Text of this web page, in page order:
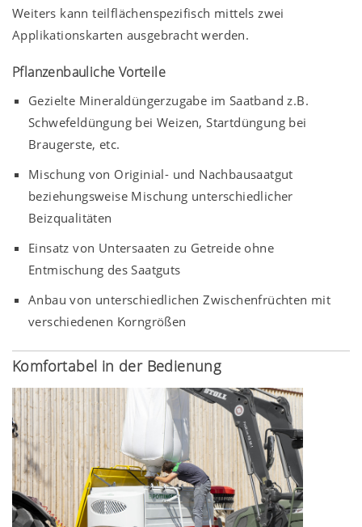
Weiters kann teilflächenspezifisch mittels zwei
Applikationskarten ausgebracht werden.
Pflanzenbauliche Vorteile
Gezielte Mineraldüngerzugabe im Saatband z.B.
Schwefeldüngung bei Weizen, Startdüngung bei
Braugerste, etc.
Mischung von Originial- und Nachbausaatgut
beziehungsweise Mischung unterschiedlicher
Beizqualitäten
Einsatz von Untersaaten zu Getreide ohne
Entmischung des Saatguts
Anbau von unterschiedlichen Zwischenfrüchten mit
verschiedenen Korngrößen
Komfortabel in der Bedienung